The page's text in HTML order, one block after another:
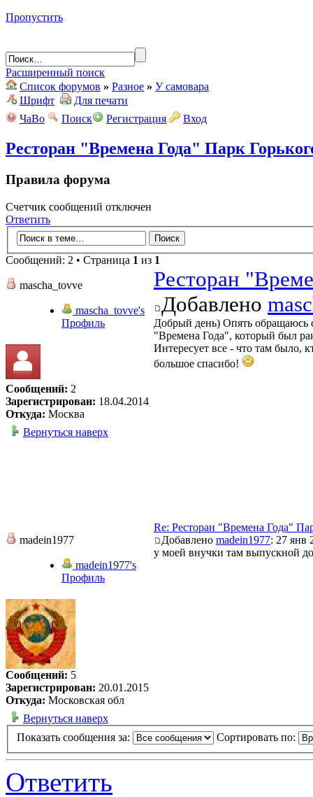
Пропустить
Расширенный поиск
Список форумов » Разное » У самовара
Шрифт
Для печати
ЧаВо
Поиск Регистрация Вход
Ресторан "Времена Года" Парк
Правила форума
Счетчик сообщений отключен
Ответить
Сообщений: 2 • Страница 1 из 1
mascha_tovve
mascha_tovve's
Профиль
Сообщений: 2
Зарегистрирован: 18.04.2014
Откуда: Москва
Ресторан
Добавлено
Добрый день) Опять обращаюсь
"Времена Года", который был
Интересует все - что там было,
большое спасибо!
Вернуться наверх
madein1977
madein1977's
Профиль
Сообщений: 5
Зарегистрирован: 20.01.2015
Откуда: Московская обл
Re: Ресторан "Времена Года"
Добавлено madein1977: 27 янв
у моей внучки там выпускной
Вернуться наверх
Показать сообщения за:
Сортировать по:
Ответить